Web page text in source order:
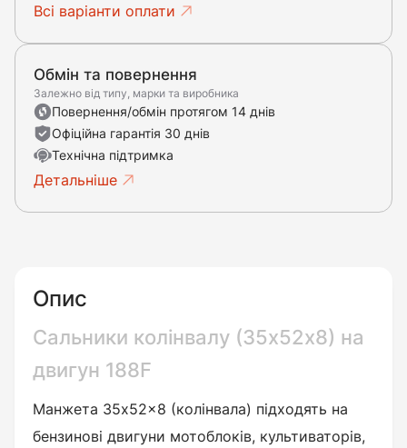
Всі варіанти оплати
Обмін та повернення
Залежно від типу, марки та виробника
Повернення/обмін протягом 14 днів
Офіційна гарантія 30 днів
Технічна підтримка
Детальніше
Опис
Сальники колінвалу (35х52х8) на
двигун 188F
Манжета 35x52x8 (колінвала) підходять на
бензинові двигуни мотоблоків, культиваторів,